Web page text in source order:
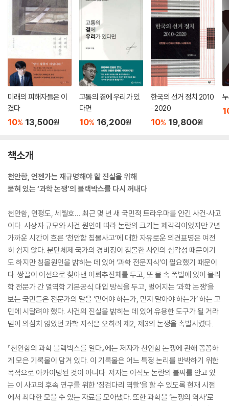
미래의 피해자들은 이
겼다
10% 13,500원
고통의 곁에 우리가 있
다면
10% 16,200원
한국의 선거 정치 2010
-2020
10% 19,800원
책소개
천안함, 언젠가는 재규명해야 할 진실을 위해
묻혀 있는 ‘과학 논쟁’의 블랙박스를 다시 꺼내다
천안함, 연평도, 세월호… 최근 몇 년 새 국민적 트라우마를 안긴 사건·사고
이다. 사상자 규모와 사건 원인에 따라 논란의 크기는 제각각이었지만 7년
가까운 시간이 흐른 ‘천안함 침몰사고’에 대한 자유로운 의견표명은 여전
히 쉽지 않다. 분단체제 국가의 경비정이 침몰한 사안의 심각성 때문이기
도 하지만 침몰원인을 밝히는 데 있어 ‘과학 전문지식’이 필요했기 때문이
다. 쌍끌이 어선으로 찾아낸 어뢰추진체를 두고, 또 물 속 폭발에 있어 물리
학 전문가 간 열역학 기본공식 대입 방식을 두고, 벌어지는 ‘과학 논쟁’을
보는 국민들은 전문가의 말을 ‘믿어야 하는가, 믿지 말아야 하는가’ 하는 고
민에 시달려야 했다. 사건의 진실을 밝히는 데 있어 유용한 도구가 될 거라
믿어 의심치 않았던 과학 지식은 오히려 제2, 제3의 논쟁을 촉발시켰다.
『천안함의 과학 블랙박스를 열다』에는 저자가 천안함 논쟁에 관해 꼼꼼하
게 모은 기록물이 담겨 있다. 이 기록물은 어느 특정 논리를 반박하기 위한
목적으로 아카이빙된 것이 아니다. 저자는 아직도 논란의 불씨를 안고 있
는 이 사고의 후속 연구를 위한 ‘징검다리 역할’을 할 수 있도록 현재 시점
에서 최대한 모을 수 있는 자료를 모아냈다. 또한 과학을 ‘논쟁의 역사’로